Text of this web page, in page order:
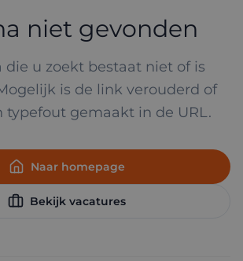
niet gevonden
die u zoekt bestaat niet of is
is de link verouderd of
typefout gemaakt in de URL.
Naar homepage
Bekijk vacatures